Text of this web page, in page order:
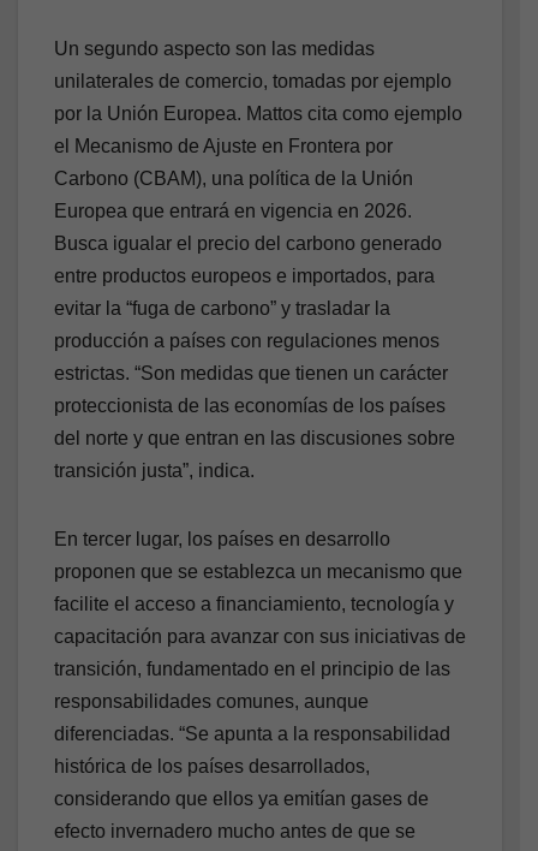
Un segundo aspecto son las medidas
unilaterales de comercio, tomadas por ejemplo
por la Unión Europea. Mattos cita como ejemplo
el Mecanismo de Ajuste en Frontera por
Carbono (CBAM), una política de la Unión
Europea que entrará en vigencia en 2026.
Busca igualar el precio del carbono generado
entre productos europeos e importados, para
evitar la “fuga de carbono” y trasladar la
producción a países con regulaciones menos
estrictas. “Son medidas que tienen un carácter
proteccionista de las economías de los países
del norte y que entran en las discusiones sobre
transición justa”, indica.
En tercer lugar, los países en desarrollo
proponen que se establezca un mecanismo que
facilite el acceso a financiamiento, tecnología y
capacitación para avanzar con sus iniciativas de
transición, fundamentado en el principio de las
responsabilidades comunes, aunque
diferenciadas. “Se apunta a la responsabilidad
histórica de los países desarrollados,
considerando que ellos ya emitían gases de
efecto invernadero mucho antes de que se